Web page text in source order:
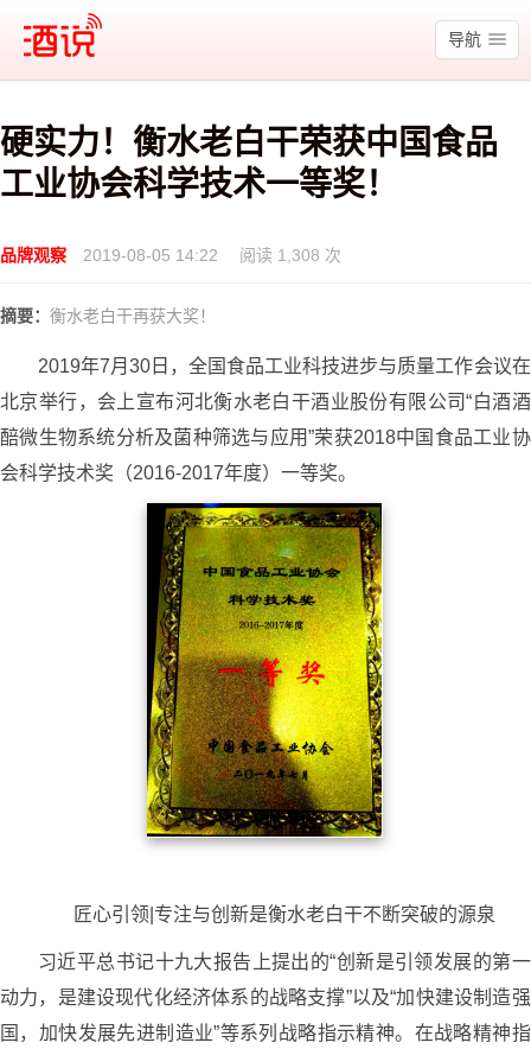
酒说
导航
硬实力！衡水老白干荣获中国食品
工业协会科学技术一等奖！
品牌观察 2019-08-05 14:22 阅读 1,308 次
摘要： 衡水老白干再获大奖！
2019年7月30日，全国食品工业科技进步与质量工作会议在
北京举行，会上宣布河北衡水老白干酒业股份有限公司“白酒酒
醅微生物系统分析及菌种筛选与应用”荣获2018中国食品工业协
会科学技术奖（2016-2017年度）一等奖。
匠心引领|专注与创新是衡水老白干不断突破的源泉
习近平总书记十九大报告上提出的“创新是引领发展的第一
动力，是建设现代化经济体系的战略支撑”以及“加快建设制造强
国，加快发展先进制造业”等系列战略指示精神。在战略精神指